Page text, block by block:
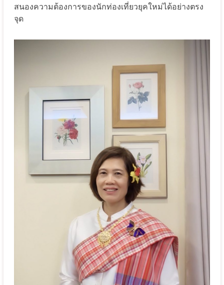
สนองความต้องการของนักท่องเที่ยวยุคใหม่ได้อย่างตรง
จุด